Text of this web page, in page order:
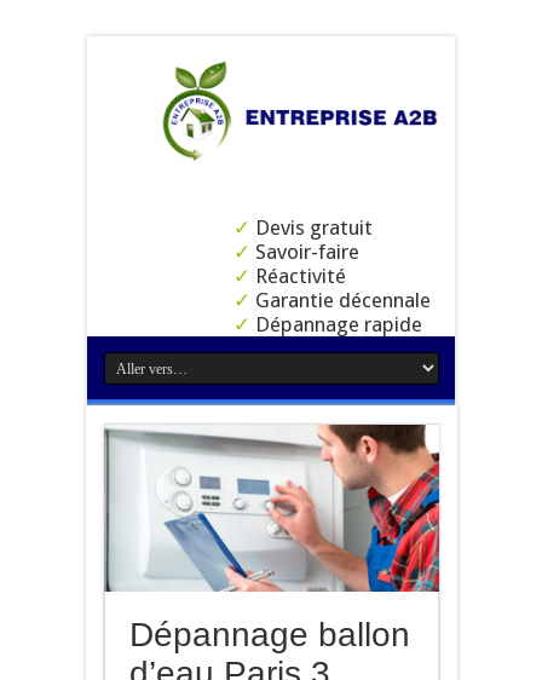
✓ Devis gratuit
✓ Savoir-faire
✓ Réactivité
✓ Garantie décennale
✓ Dépannage rapide
Dépannage ballon